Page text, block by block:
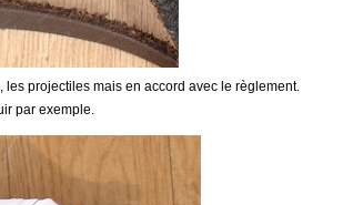
les projectiles mais en accord avec le règlement.
par exemple.